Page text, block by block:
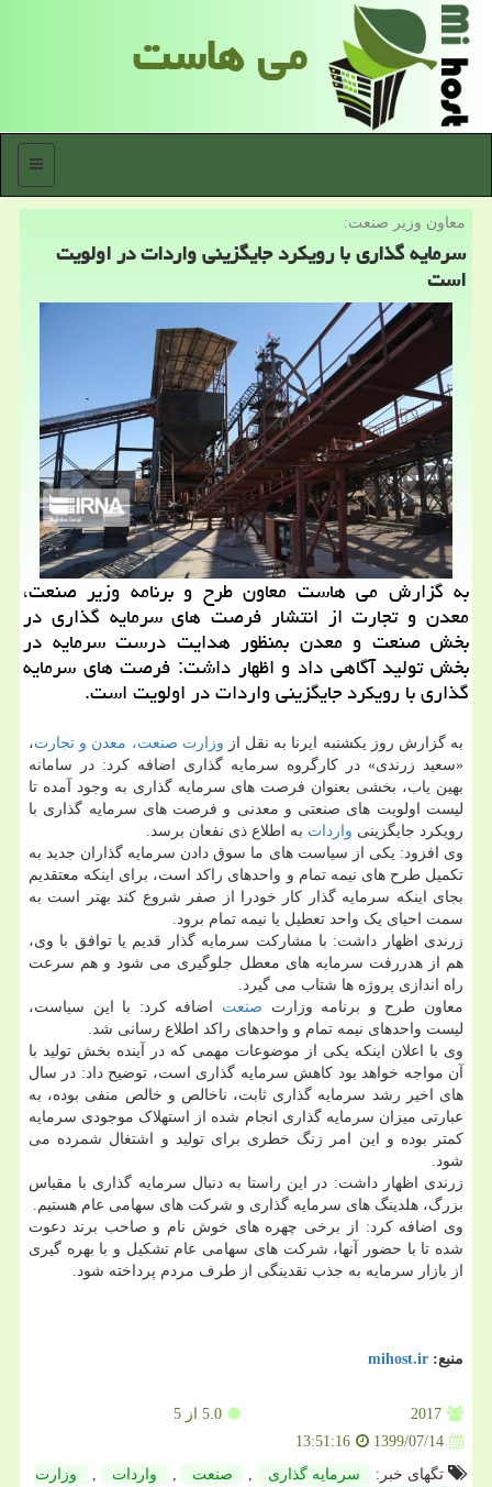
می هاست
منو
معاون وزیر صنعت:
سرمایه گذاری با رویكرد جایگزینی واردات در اولویت
است
به گزارش می هاست معاون طرح و برنامه وزیر صنعت،
معدن و تجارت از انتشار فرصت های سرمایه گذاری در
بخش صنعت و معدن بمنظور هدایت درست سرمایه در
بخش تولید آگاهی داد و اظهار داشت: فرصت های سرمایه
گذاری با رویكرد جایگزینی واردات در اولویت است.
به گزارش روز یکشنبه ایرنا به نقل از وزارت صنعت، معدن و تجارت،
«سعید زرندی» در کارگروه سرمایه گذاری اضافه کرد: در سامانه
بهین یاب، بخشی بعنوان فرصت های سرمایه گذاری به وجود آمده تا
لیست اولویت های صنعتی و معدنی و فرصت های سرمایه گذاری با
رویکرد جایگزینی واردات به اطلاع ذی نفعان برسد.
وی افزود: یکی از سیاست های ما سوق دادن سرمایه گذاران جدید به
تکمیل طرح های نیمه تمام و واحدهای راکد است، برای اینکه معتقدیم
بجای اینکه سرمایه گذار کار خودرا از صفر شروع کند بهتر است به
سمت احیای یک واحد تعطیل یا نیمه تمام برود.
زرندی اظهار داشت: با مشارکت سرمایه گذار قدیم یا توافق با وی،
هم از هدررفت سرمایه های معطل جلوگیری می شود و هم سرعت
راه اندازی پروژه ها شتاب می گیرد.
معاون طرح و برنامه وزارت صنعت اضافه کرد: با این سیاست،
لیست واحدهای نیمه تمام و واحدهای راکد اطلاع رسانی شد.
وی با اعلان اینکه یکی از موضوعات مهمی که در آینده بخش تولید با
آن مواجه خواهد بود کاهش سرمایه گذاری است، توضیح داد: در سال
های اخیر رشد سرمایه گذاری ثابت، ناخالص و خالص منفی بوده، به
عبارتی میزان سرمایه گذاری انجام شده از استهلاک موجودی سرمایه
کمتر بوده و این امر زنگ خطری برای تولید و اشتغال شمرده می
شود.
زرندی اظهار داشت: در این راستا به دنبال سرمایه گذاری با مقیاس
بزرگ، هلدینگ های سرمایه گذاری و شرکت های سهامی عام هستیم.
وی اضافه کرد: از برخی چهره های خوش نام و صاحب برند دعوت
شده تا با حضور آنها، شرکت های سهامی عام تشکیل و با بهره گیری
از بازار سرمایه به جذب نقدینگی از طرف مردم پرداخته شود.
منبع: mihost.ir
2017
5.0 از 5
1399/07/14
13:51:16
تگهای خبر:
سرمایه گذاری , صنعت , واردات ,
وزارت